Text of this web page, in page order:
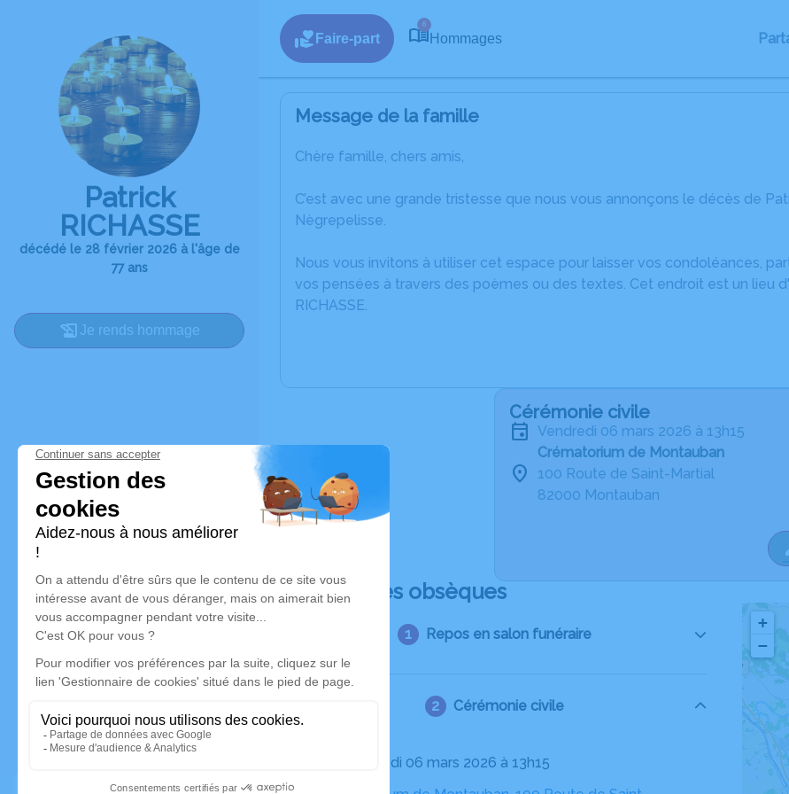
Patrick
RICHASSE
décédé le 28 février 2026 à l'âge de
77 ans
Je rends hommage
Faire-part
6
Hommages
Message de la famille
Chère famille, chers amis,
C’est avec une grande tristesse que nous vous annonçons le décès de
Nègrepelisse.
Nous vous invitons à utiliser cet espace pour laisser vos condoléances,
vos pensées à travers des poèmes ou des textes. Cet endroit est un lieu
RICHASSE.
Cérémonie civile
vendredi 06 mars 2026 à 13h15
Crématorium de Montauban
100 Route de Saint-Martial
82000 Montauban
Déroulé des obsèques
Repos en salon funéraire
Cérémonie civile
Le vendredi 06 mars 2026 à 13h15
+
−